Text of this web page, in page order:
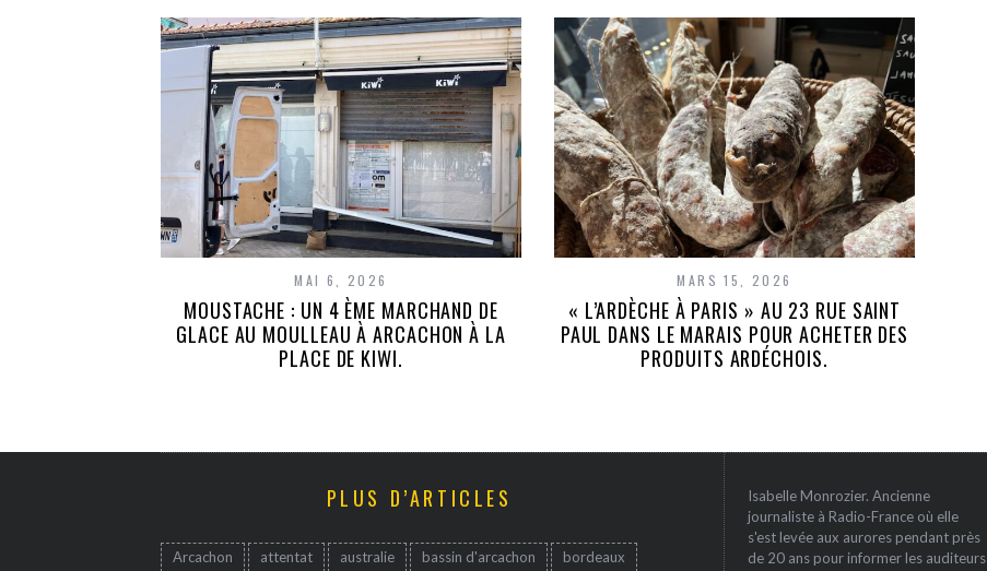
MAI 6, 2026
MOUSTACHE : UN 4 ÈME MARCHAND DE
GLACE AU MOULLEAU À ARCACHON À LA
PLACE DE KIWI.
MARS 15, 2026
« L’ARDÈCHE À PARIS » AU 23 RUE SAINT
PAUL DANS LE MARAIS POUR ACHETER DES
PRODUITS ARDÉCHOIS.
PLUS D’ARTICLES
Arcachon attentat australie bassin d'arcachon bordeaux
Isabelle Monrozier. Ancienne
journaliste à Radio-France où elle
s'est levée aux aurores pendant près
de 20 ans pour informer les auditeurs